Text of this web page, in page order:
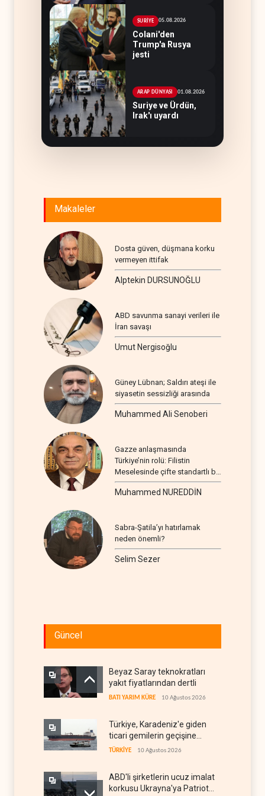
SURİYE 05.08.2026
Colani'den
Trump'a Rusya
jesti
ARAP DÜNYASI 01.08.2026
Suriye ve Ürdün,
Irak'ı uyardı
Makaleler
Dosta güven, düşmana korku
vermeyen ittifak
Alptekin DURSUNOĞLU
ABD savunma sanayi verileri ile
İran savaşı
Umut Nergisoğlu
Güney Lübnan; Saldırı ateşi ile
siyasetin sessizliği arasında
Muhammed Ali Senoberi
Gazze anlaşmasında
Türkiye’nin rolü: Filistin
Meselesinde çifte standartlı bir
seyir
Muhammed NUREDDİN
Sabra-Şatila’yı hatırlamak
neden önemli?
Selim Sezer
Güncel
Beyaz Saray teknokratları
yakıt fiyatlarından dertli
BATI YARIM KÜRE 10 Ağustos 2026
Türkiye, Karadeniz'e giden
ticari gemilerin geçişine
yeniden izin verdi
TÜRKİYE 10 Ağustos 2026
ABD'li şirketlerin ucuz imalat
korkusu Ukrayna'ya Patriot